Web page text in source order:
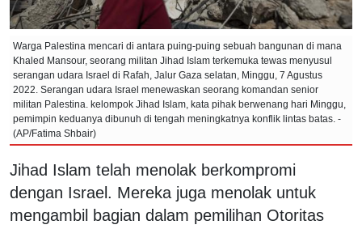
Warga Palestina mencari di antara puing-puing sebuah bangunan di mana
Khaled Mansour, seorang militan Jihad Islam terkemuka tewas menyusul
serangan udara Israel di Rafah, Jalur Gaza selatan, Minggu, 7 Agustus
2022. Serangan udara Israel menewaskan seorang komandan senior
militan Palestina. kelompok Jihad Islam, kata pihak berwenang hari Minggu,
pemimpin keduanya dibunuh di tengah meningkatnya konflik lintas batas. -
(AP/Fatima Shbair)
Jihad Islam telah menolak berkompromi
dengan Israel. Mereka juga menolak untuk
mengambil bagian dalam pemilihan Otoritas